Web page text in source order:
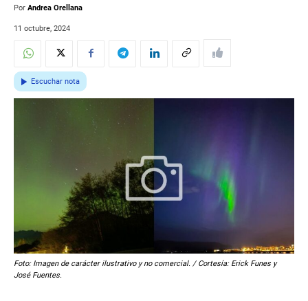
Por Andrea Orellana
11 octubre, 2024
Escuchar nota
Foto: Imagen de carácter ilustrativo y no comercial. / Cortesía: Erick Funes y
José Fuentes.